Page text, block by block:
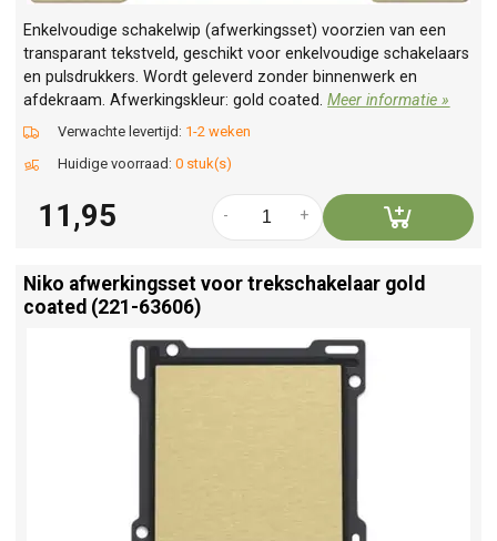
Enkelvoudige schakelwip (afwerkingsset) voorzien van een
transparant tekstveld, geschikt voor enkelvoudige schakelaars
en pulsdrukkers. Wordt geleverd zonder binnenwerk en
afdekraam. Afwerkingskleur: gold coated.Meer informatie »
Verwachte levertijd: 1-2 weken
Huidige voorraad: 0 stuk(s)
11,95 +
-
Niko afwerkingsset voor trekschakelaar gold
coated (221-63606)